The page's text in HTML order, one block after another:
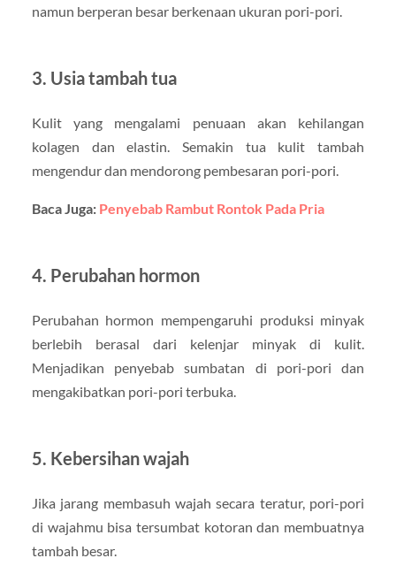
namun berperan besar berkenaan ukuran pori-pori.
3. Usia tambah tua
Kulit yang mengalami penuaan akan kehilangan
kolagen dan elastin. Semakin tua kulit tambah
mengendur dan mendorong pembesaran pori-pori.
Baca Juga: Penyebab Rambut Rontok Pada Pria
4. Perubahan hormon
Perubahan hormon mempengaruhi produksi minyak
berlebih berasal dari kelenjar minyak di kulit.
Menjadikan penyebab sumbatan di pori-pori dan
mengakibatkan pori-pori terbuka.
5. Kebersihan wajah
Jika jarang membasuh wajah secara teratur, pori-pori
di wajahmu bisa tersumbat kotoran dan membuatnya
tambah besar.